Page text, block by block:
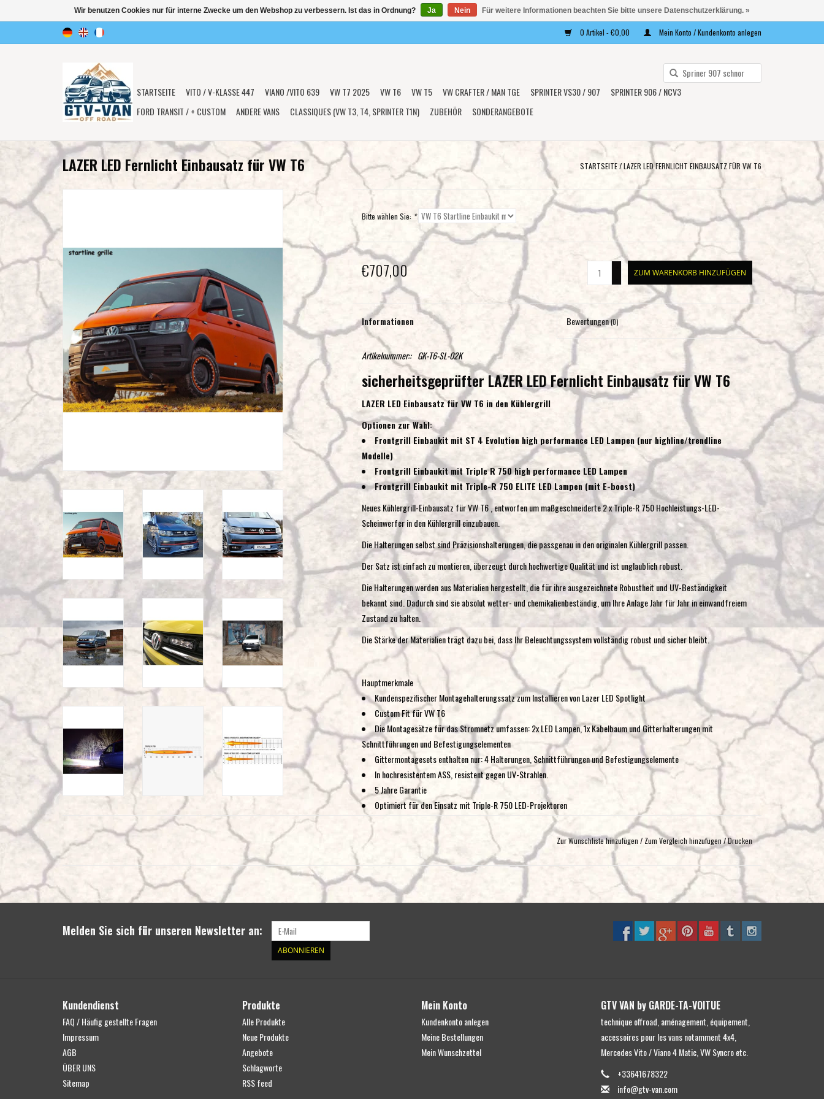
0 Artikel - €0,00 Mein Konto / Kundenkonto anlegen
verfügbare
die
Eingabetaste,
Suchergebnis
gelangen.
Benutzer
Touchgeräten
können
Touch-
verwenden.
STARTSEITE VITO / V-KLASSE 447 VIANO /VITO 639 VW T7 2025 VW T6 VW T5 VW CRAFTER / MAN TGE SPRINTER VS30 / 907
SPRINTER 906 / NCV3
FORD TRANSIT / + CUSTOM
ANDERE VANS CLASSIQUES (VW T3, T4, SPRINTER T1N) ZUBEHÖR SONDERANGEBOTE
LAZER LED Fernlicht Einbausatz für VW T6 STARTSEITE/LAZER LED FERNLICHT EINBAUSATZ FÜR VW T6
Bitte wählen Sie: *
€707,00 ZUM WARENKORB HINZUFÜGEN
Informationen Bewertungen(0)
Artikelnummer:: GK-T6-SL-02K
sicherheitsgeprüfter LAZER LED Fernlicht Einbausatz für VW T6
LAZER LED Einbausatz für VW T6 in den Kühlergrill
Optionen zur Wahl:
Frontgrill Einbaukit mit ST 4 Evolution high performance LED Lampen (nur highline/trendline
Modelle)
Frontgrill Einbaukit mit Triple R 750 high performance LED Lampen
Frontgrill Einbaukit mit Triple-R 750 ELITE LED Lampen (mit E-boost)
Neues Kühlergrill-Einbausatz für VW T6 , entworfen um maßgeschneiderte 2 x Triple-R 750 Hochleistungs-LED-
Scheinwerfer in den Kühlergrill einzubauen.
Die Halterungen selbst sind Präzisionshalterungen, die passgenau in den originalen Kühlergrill passen.
Der Satz ist einfach zu montieren, überzeugt durch hochwertige Qualität und ist unglaublich robust.
Die Halterungen werden aus Materialien hergestellt, die für ihre ausgezeichnete Robustheit und UV-Beständigkeit
bekannt sind. Dadurch sind sie absolut wetter- und chemikalienbeständig, um Ihre Anlage Jahr für Jahr in einwandfreiem
Zustand zu halten.
Die Stärke der Materialien trägt dazu bei, dass Ihr Beleuchtungssystem vollständig robust und sicher bleibt.
Hauptmerkmale
Kundenspezifischer Montagehalterungssatz zum Installieren von Lazer LED Spotlight
Custom Fit für VW T6
Die Montagesätze für das Stromnetz umfassen: 2x LED Lampen, 1x Kabelbaum und Gitterhalterungen mit
Schnittführungen und Befestigungselementen
Gittermontagesets enthalten nur: 4 Halterungen, Schnittführungen und Befestigungselemente
In hochresistentem ASS, resistent gegen UV-Strahlen.
5 Jahre Garantie
Optimiert für den Einsatz mit Triple-R 750 LED-Projektoren
Vollständige und geprüfte Lösung auf der Straße.
Made in UK
Wenn das Fahrzeug standardmäßig mit LED-Scheinwerfern ausgestattet ist, kann möglicherweise kein 12-V-
Fernlichtsignal erkannt werden. In diesen Fällen und wenn die Lichter mit den Standard-Fernlicht-Fahrlichtern betrieben
werden sollen, muss zusätzlich eine CanM8-Fernlicht-Schnittstelle angeschlossen werden.
Based on standard setup i.e. x2 Triple-R 750 High Performance LED Lamps:
92%
HIGH BEAM FUNCTION
Zur Wunschliste hinzufügen / Zum Vergleich hinzufügen /Drucken
Melden Sie sich für unseren Newsletter an:
ABONNIEREN
Kundendienst
FAQ / Häufig gestellte Fragen
Impressum
AGB
ÜBER UNS
Sitemap
Produkte
Alle Produkte
Neue Produkte
Angebote
Schlagworte
RSS feed
Mein Konto
Kundenkonto anlegen
Meine Bestellungen
Mein Wunschzettel
GTV VAN by GARDE-TA-VOITUE
technique offroad, aménagement, équipement,
accessoires pour les vans notamment 4x4,
Mercedes Vito / Viano 4 Matic, VW Syncro etc.
+33641678322
info@gtv-van.com
Wir benutzen Cookies nur für interne Zwecke um den Webshop zu verbessern. Ist das in Ordnung? Ja Nein Für weitere Informationen beachten Sie bitte unsere Datenschutzerklärung. »